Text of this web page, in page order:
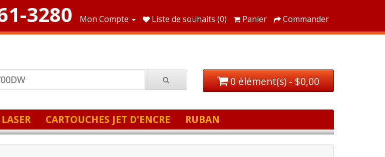
3280 Mon Compte Liste de souhaits (0) Panier Commander
0 élément(s) - $0,00
CARTOUCHES JET D'ENCRE RUBAN